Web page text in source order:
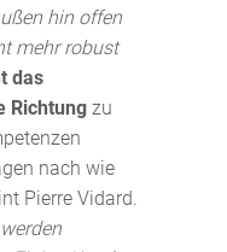
hin offen
mehr robust
das
Richtung zu
nach wie
Pierre Vidard.